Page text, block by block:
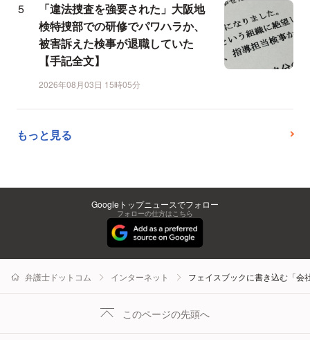
「違法捜査を強要された」大阪地
検特捜部での研修でパワハラか、
被害訴えた検事が退職していた
【手記全文】
2026年08月03日 15時05分
もっと見る
Googleトップニュースでフォロー
フォローの仕方はこちら
弁護士ドットコム インターネット フェイスブックに書き込む「会
このページの先頭へ